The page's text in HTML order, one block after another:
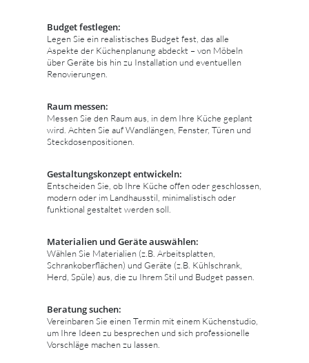
Budget festlegen:
Legen Sie ein realistisches Budget fest, das alle
Aspekte der Küchenplanung abdeckt – von Möbeln
über Geräte bis hin zu Installation und eventuellen
Renovierungen.
Raum messen:
Messen Sie den Raum aus, in dem Ihre Küche geplant
wird. Achten Sie auf Wandlängen, Fenster, Türen und
Steckdosenpositionen.
Gestaltungskonzept entwickeln:
Entscheiden Sie, ob Ihre Küche offen oder geschlossen,
modern oder im Landhausstil, minimalistisch oder
funktional gestaltet werden soll.
Materialien und Geräte auswählen:
Wählen Sie Materialien (z.B. Arbeitsplatten,
Schrankoberflächen) und Geräte (z.B. Kühlschrank,
Herd, Spüle) aus, die zu Ihrem Stil und Budget passen.
Beratung suchen:
Vereinbaren Sie einen Termin mit einem Küchenstudio,
um Ihre Ideen zu besprechen und sich professionelle
Vorschläge machen zu lassen.